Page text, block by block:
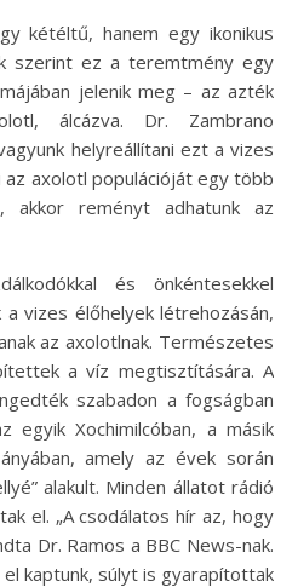
kétéltű, hanem egy ikonikus
szerint ez a teremtmény egy
jelenik meg – az azték
álcázva. Dr. Zambrano
helyreállítani ezt a vizes
axolotl populációját egy több
akkor reményt adhatunk az
és önkéntesekkel
vizes élőhelyek létrehozásán,
az axolotlnak. Természetes
a víz megtisztítására. A
szabadon a fogságban
egyik Xochimilcóban, a másik
amely az évek során
alakult. Minden állatot rádió
el. „A csodálatos hír az, hogy
Dr. Ramos a BBC News-nak.
el kaptunk, súlyt is gyarapítottak